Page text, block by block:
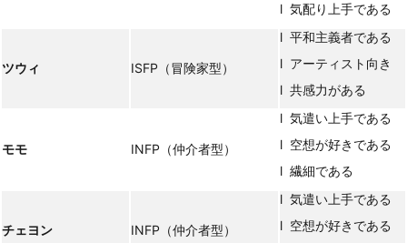
l 気配り上手である
ツウィ ISFP（冒険家型）
l 平和主義者である
l アーティスト向き
l 共感力がある
モモ INFP（仲介者型）
l 気遣い上手である
l 空想が好きである
l 繊細である
チェヨン INFP（仲介者型）
l 気遣い上手である
l 空想が好きである